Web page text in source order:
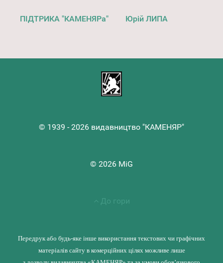
ПІДТРИКА "КАМЕНЯРа" Юрій ЛИПА
© 1939 - 2026 видавництво "КАМЕНЯР"
© 2026 MiG
До гори
Передрук або будь-яке інше використання текстових чи графічних
матеріалів сайту в комерційних цілях можливе лише